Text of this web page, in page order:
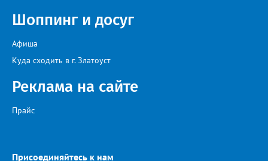
Шоппинг и досуг
Афиша
Куда сходить в г. Златоуст
Реклама на сайте
Прайс
Присоединяйтесь к нам